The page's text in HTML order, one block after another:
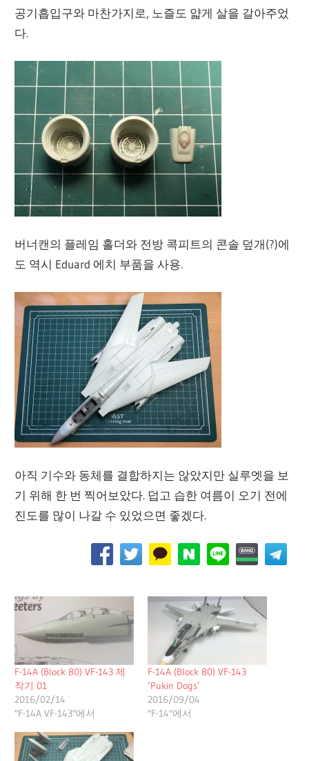
공기흡입구와 마찬가지로, 노즐도 얇게 살을 갈아주었
다.
버너캔의 플레임 홀더와 전방 콕피트의 콘솔 덮개(?)에
도 역시 Eduard 에치 부품을 사용.
아직 기수와 동체를 결합하지는 않았지만 실루엣을 보
기 위해 한 번 찍어보았다. 덥고 습한 여름이 오기 전에
진도를 많이 나갈 수 있었으면 좋겠다.
F-14A (Block 80) VF-143 제
작기 01
2016/02/14
"F-14A VF-143"에서
F-14A (Block 80) VF-143
‘Pukin Dogs’
2016/09/04
"F-14"에서